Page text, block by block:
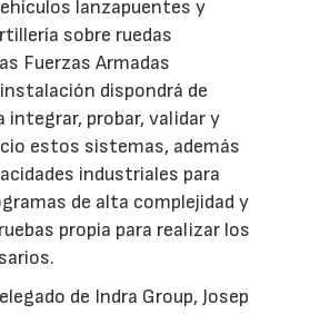
lanzapuentes y
sobre ruedas
Fuerzas Armadas
dispondrá de
integrar, probar, validar y
estos sistemas, además
industriales para
de alta complejidad y
propia para realizar los
de Indra Group, Josep